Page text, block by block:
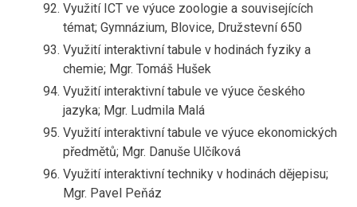
Využití ICT ve výuce zoologie a souvisejících
témat; Gymnázium, Blovice, Družstevní 650
Využití interaktivní tabule v hodinách fyziky a
chemie; Mgr. Tomáš Hušek
Využití interaktivní tabule ve výuce českého
jazyka; Mgr. Ludmila Malá
Využití interaktivní tabule ve výuce ekonomických
předmětů; Mgr. Danuše Ulčíková
Využití interaktivní techniky v hodinách dějepisu;
Mgr. Pavel Peňáz